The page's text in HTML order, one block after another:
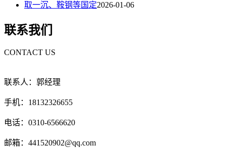
取一沉、鞍钢等国定2026-01-06
联系我们
CONTACT US
联系人：郭经理
手机：18132326655
电话：0310-6566620
邮箱：441520902@qq.com